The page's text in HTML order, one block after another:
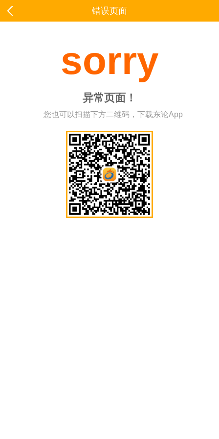
错误页面
sorry
异常页面！
您也可以扫描下方二维码，下载东论App